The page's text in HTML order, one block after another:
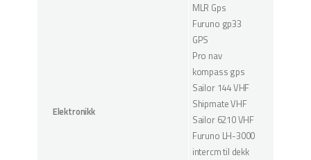
Elektronikk
MLR Gps
Furuno gp33
GPS
Pro nav
kompass gps
Sailor 144 VHF
Shipmate VHF
Sailor 6210 VHF
Furuno LH-3000
intercm til dekk